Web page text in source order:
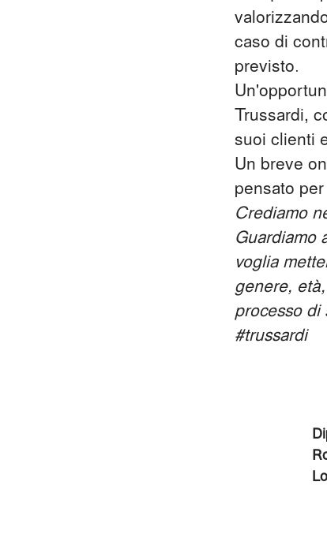
caso di
previsto.
Trussardi,
suoi clienti
Un breve
pensato
Crediamo
Guardiamo
voglia
genere,
processo di
#trussardi